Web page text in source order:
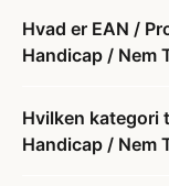
Hvad er EAN /
Handicap / Nem
Hvilken kategori
Handicap / Nem